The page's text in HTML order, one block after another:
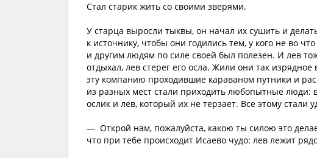
Стал старик жить со своими зверями.
У старца выросли тыквы, он начал их сушить и
к источнику, чтобы они годились тем, у кого не во
и другим людям по силе своей был полезен. И лев
отдыхал, лев стерег его осла. Жили они так
эту компанию проходившие караваном путники и
из разных мест стали приходить любопытные люди:
ослик и лев, который их не терзает. Все этому стали
— Открой нам, пожалуйста, какою ты силою это
что при тебе происходит Исаево чудо: лев лежит